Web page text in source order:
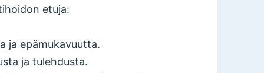
etuja:
ja epämukavuutta.
ja tulehdusta.